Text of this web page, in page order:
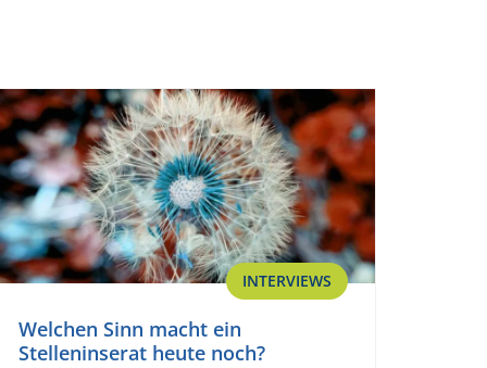
INTERVIEWS
Welchen Sinn macht ein
Stelleninserat heute noch?